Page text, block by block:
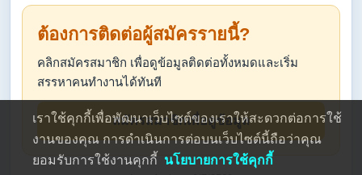
ต้องการติดต่อผู้สมัครรายนี้?
คลิกสมัครสมาชิก เพื่อดูข้อมูลติดต่อทั้งหมดและเริ่ม
สรรหาคนทำงานได้ทันที
สมัครสมาชิกเพื่อดูข้อมูล
เราใช้คุกกี้เพื่อพัฒนาเว็บไซต์ของเราให้สะดวกต่อการใช้
งานของคุณ การดำเนินการต่อบนเว็บไซต์นี้ถือว่าคุณ
ยอมรับการใช้งานคุกกี้ นโยบายการใช้คุกกี้